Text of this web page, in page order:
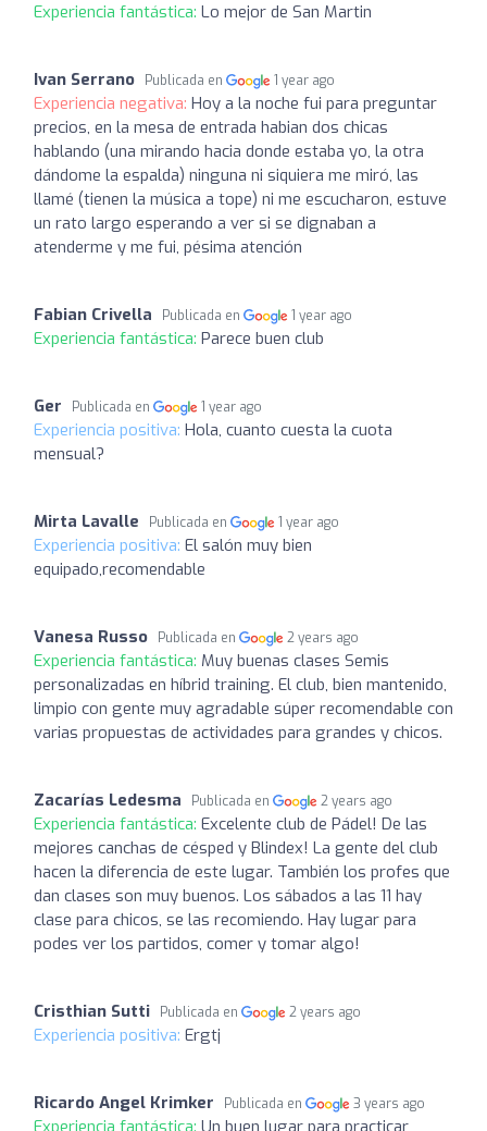
Experiencia fantástica: Lo mejor de San Martin
Ivan Serrano Publicada en 1 year ago
Experiencia negativa: Hoy a la noche fui para preguntar
precios, en la mesa de entrada habian dos chicas
hablando (una mirando hacia donde estaba yo, la otra
dándome la espalda) ninguna ni siquiera me miró, las
llamé (tienen la música a tope) ni me escucharon, estuve
un rato largo esperando a ver si se dignaban a
atenderme y me fui, pésima atención
Fabian Crivella Publicada en 1 year ago
Experiencia fantástica: Parece buen club
Ger Publicada en 1 year ago
Experiencia positiva: Hola, cuanto cuesta la cuota
mensual?
Mirta Lavalle Publicada en 1 year ago
Experiencia positiva: El salón muy bien
equipado,recomendable
Vanesa Russo Publicada en 2 years ago
Experiencia fantástica: Muy buenas clases Semis
personalizadas en híbrid training. El club, bien mantenido,
limpio con gente muy agradable súper recomendable con
varias propuestas de actividades para grandes y chicos.
Zacarías Ledesma Publicada en 2 years ago
Experiencia fantástica: Excelente club de Pádel! De las
mejores canchas de césped y Blindex! La gente del club
hacen la diferencia de este lugar. También los profes que
dan clases son muy buenos. Los sábados a las 11 hay
clase para chicos, se las recomiendo. Hay lugar para
podes ver los partidos, comer y tomar algo!
Cristhian Sutti Publicada en 2 years ago
Experiencia positiva: Ergtj
Ricardo Angel Krimker Publicada en 3 years ago
Experiencia fantástica: Un buen lugar para practicar